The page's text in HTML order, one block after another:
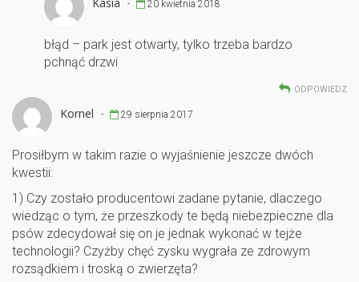
- 20 kwietnia 2018
błąd – park jest otwarty, tylko trzeba bardzo
pchnąć drzwi
ODPOWIEDZ
Kornel - 29 sierpnia 2017
Prosiłbym w takim razie o wyjaśnienie jeszcze dwóch
kwestii:
1) Czy zostało producentowi zadane pytanie, dlaczego
wiedząc o tym, że przeszkody te będą niebezpieczne dla
psów zdecydował się on je jednak wykonać w tejże
technologii? Czyżby chęć zysku wygrała ze zdrowym
rozsądkiem i troską o zwierzęta?